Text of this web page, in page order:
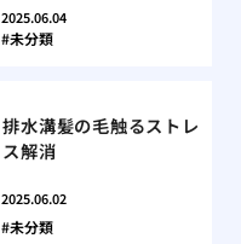
2025.06.04
未分類
排水溝髪の毛触るストレ
ス解消
2025.06.02
未分類